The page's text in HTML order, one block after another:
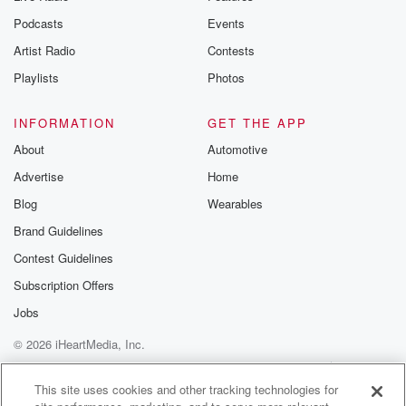
Bien feo
Ya está hallando
Speaker 3(01:19)
mucha gente
o no?¿ Para allá
Speaker 3(01:20)
Speaker 1
Lo novedoso no es que Mar esté ahí. Total, en
los últimos años Paso Canoas ha sido un lugar de
buscando una vida mejor.
Podcasts
Artist Radio
Playlists
Events
Contests
Photos
INFORMATION
About
Advertise
Blog
Brand Guidelines
Contest Guidelines
Subscription Offers
Jobs
GET THE APP
Automotive
Home
Wearables
© 2026 iHeartMedia, Inc.
Help
Privacy Policy
Your Privacy Choices
Terms of Use
AdChoices
This site uses cookies and other tracking technologies for